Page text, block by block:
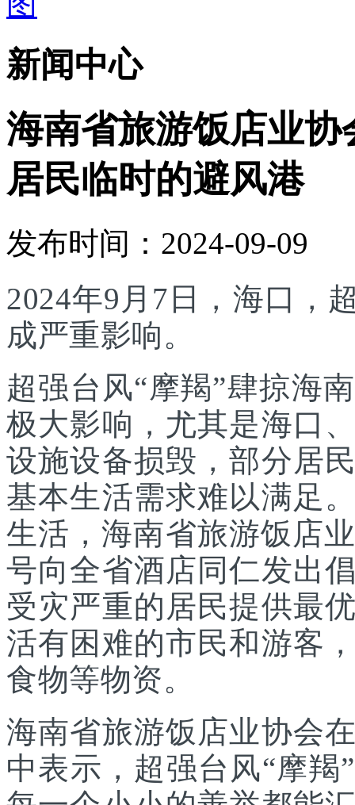
新闻中心
海南省旅游饭店业
居民临时的避风港
发布时间：2024-09-09
2024年9月7日，海口，
成严重影响。
超强台风“摩羯”肆掠海
极大影响，尤其是海口
设施设备损毁，部分居
基本生活需求难以满足
生活，海南省旅游饭店
号向全省酒店同仁发出
受灾严重的居民提供最
活有困难的市民和游客
食物等物资。
海南省旅游饭店业协会
中表示，超强台风“摩